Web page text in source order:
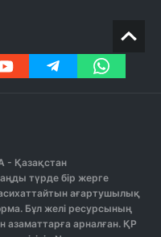
- Қазақстан
түрде бір жерге
ағартушылық
Бұл желі ресурсының
азаматтарға арналған. ҚР